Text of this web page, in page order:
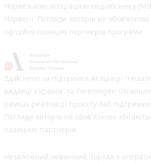
Норвезькою асоціацією медіабізнесу
Норвегії. Погляди авторів не
офіційну позицію партнерів програми.
Здійснено за підтримки Асоціації
видавці України” та Foreningen
рамках реалізації проєкту Хаб
Погляди авторів не обов'язково
позицією партнерів
Незалежний новинний портал з